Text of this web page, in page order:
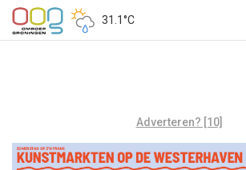
31.1°C
Adverteren? [10]